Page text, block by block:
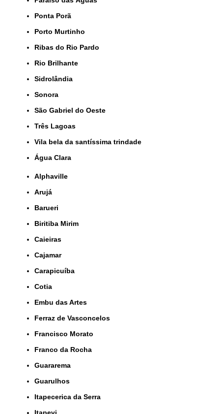
Ponta Porã
Porto Murtinho
Ribas do Rio Pardo
Rio Brilhante
Sidrolândia
Sonora
São Gabriel do Oeste
Três Lagoas
Vila bela da santíssima trindade
Água Clara
Alphaville
Arujá
Barueri
Biritiba Mirim
Caieiras
Cajamar
Carapicuíba
Cotia
Embu das Artes
Ferraz de Vasconcelos
Francisco Morato
Franco da Rocha
Guararema
Guarulhos
Itapecerica da Serra